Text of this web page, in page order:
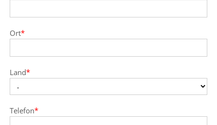
Ort*
Land*
Telefon*